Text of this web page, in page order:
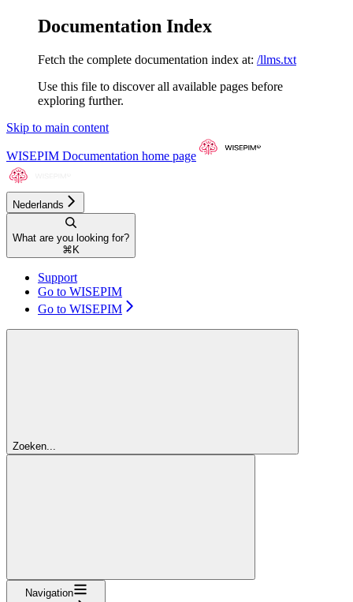
Documentation Index
Fetch the complete documentation index at: /llms.txt
Use this file to discover all available pages before
exploring further.
Skip to main content
WISEPIM Documentation home page
Nederlands
What are you looking for?
⌘ K
Support
Go to WISEPIM
Go to WISEPIM
Zoeken...
Navigation